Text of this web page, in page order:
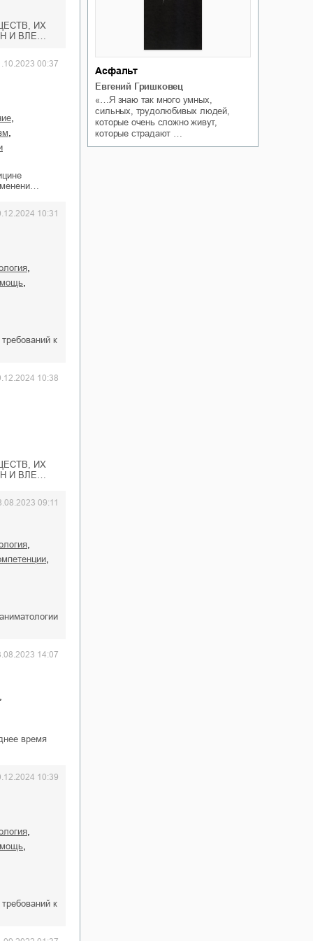
ИХ
И ВЛЕ…
00:37
10:31
к
10:38
ИХ
И ВЛЕ…
09:11
14:07
время
10:39
к
Асфальт
Евгений Гришковец
«…Я знаю так много умных,
сильных, трудолюбивых людей,
которые очень сложно живут,
которые страдают …